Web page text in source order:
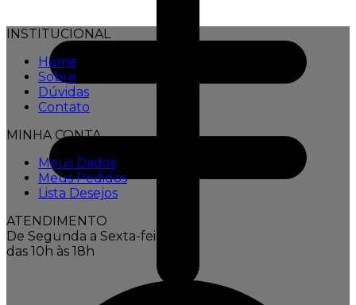
INSTITUCIONAL
Home
Sobre
Dúvidas
Contato
MINHA CONTA
Meus Dados
Meus Pedidos
Lista Desejos
ATENDIMENTO
De Segunda a Sexta-feira,
das 10h às 18h